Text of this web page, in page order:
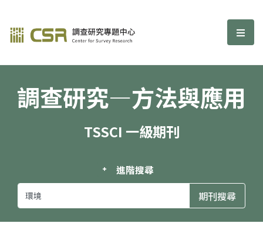
調查研究—方法與應用期刊 選
調查研究—方法與應用
TSSCI 一級期刊
進階搜尋